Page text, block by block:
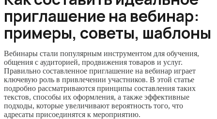
приглашение на вебинар:
примеры, советы, шаблоны
Вебинары стали популярным инструментом для обучения,
общения с аудиторией, продвижения товаров и услуг.
Правильно составленное приглашение на вебинар играет
ключевую роль в привлечении участников. В этой статье
подробно рассматриваются принципы составления таких
текстов, способы их оформления, а также эффективные
подходы, которые увеличивают вероятность того, что
адресаты присоединятся к мероприятию.